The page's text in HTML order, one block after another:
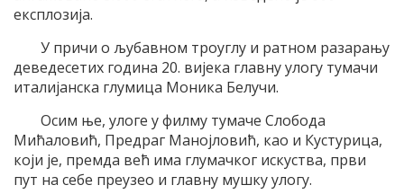
експлозија.
У причи о љубавном троуглу и ратном разарању
деведесетих година 20. вијека главну улогу тумачи
италијанска глумица Моника Белучи.
Осим ње, улоге у филму тумаче Слобода
Мићаловић, Предраг Манојловић, као и Кустурица,
који је, премда већ има глумачког искуства, први
пут на себе преузео и главну мушку улогу.